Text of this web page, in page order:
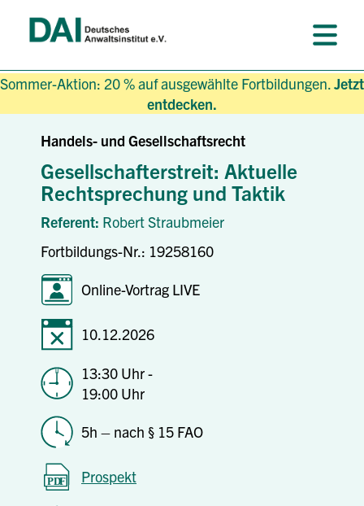
Sommer-Aktion: 20 % auf ausgewählte Fortbildungen.Jetzt
entdecken.
Handels- und Gesellschaftsrecht
Gesellschafterstreit: Aktuelle
Rechtsprechung und Taktik
Referent: Robert Straubmeier
Fortbildungs-Nr.: 19258160
Online-Vortrag LIVE
10.12.2026
13:30 Uhr -
19:00 Uhr
5h – nach § 15 FAO
Prospekt